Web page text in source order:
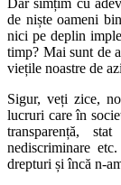
de niște oameni
nici pe deplin
timp? Mai sunt de
viețile noastre de
Sigur, veți zice,
lucruri care în
transparență,
nediscriminare
drepturi și încă n-